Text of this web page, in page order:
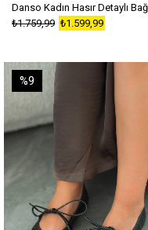
₺1.599,99
₺1.759,99
%9